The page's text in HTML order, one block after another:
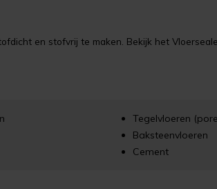
en stofvrij te maken. Bekijk het
Tegelvloeren
Baksteenvloeren
Cement